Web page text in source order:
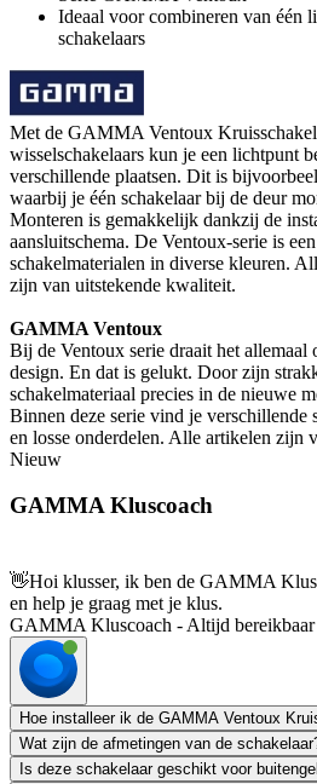
Ideaal voor combineren van één
schakelaars
Met de GAMMA Ventoux
wisselschakelaars kun je een lichtpunt
verschillende plaatsen. Dit is
waarbij je één schakelaar bij de deur
Monteren is gemakkelijk dankzij de
aansluitschema. De Ventoux-serie is
schakelmaterialen in diverse kleuren.
zijn van uitstekende kwaliteit.
GAMMA Ventoux
Bij de Ventoux serie draait het allemaal
design. En dat is gelukt. Door zijn
schakelmateriaal precies in de nieuwe
Binnen deze serie vind je verschillende
en losse onderdelen. Alle artikelen zijn
Nieuw
GAMMA Kluscoach
👋Hoi klusser, ik ben de GAMMA
en help je graag met je klus.
GAMMA Kluscoach - Altijd bereikbaar
Hoe installeer ik de GAMMA Ventoux
Wat zijn de afmetingen van de
Is deze schakelaar geschikt voor